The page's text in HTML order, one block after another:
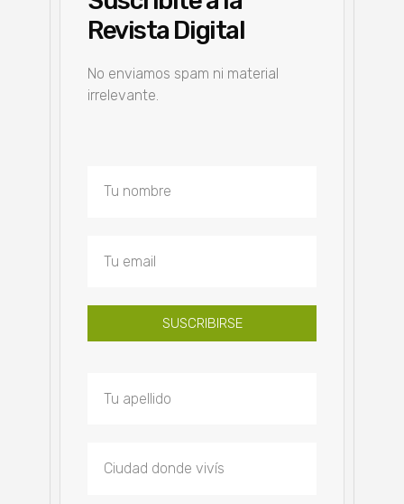
Revista Digital
No enviamos spam ni material
irrelevante.
SUSCRIBIRSE